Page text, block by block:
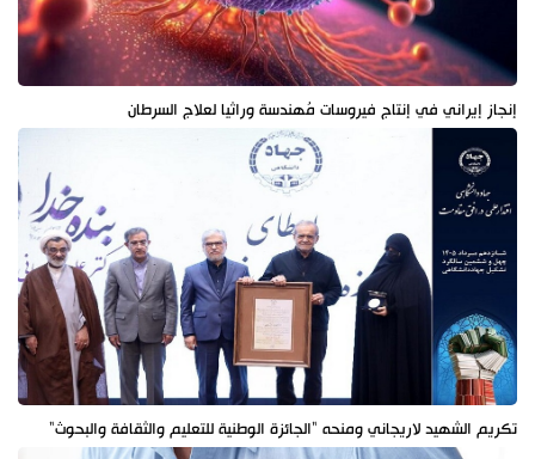
إنجاز إيراني في إنتاج فيروسات مُهندسة وراثيا لعلاج السرطان
تكريم الشهيد لاريجاني ومنحه "الجائزة الوطنية للتعليم والثقافة والبحوث"